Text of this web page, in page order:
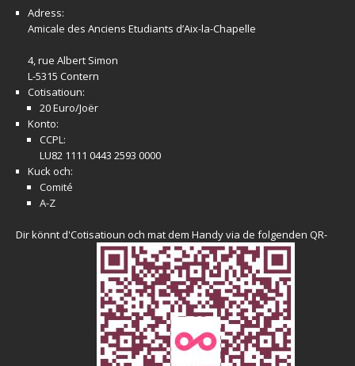
Adress:
Amicale des Anciens Etudiants d’Aix-la-Chapelle
4, rue Albert Simon
L-5315 Contern
Cotisatioun:
20 Euro/Joër
Konto:
CCPL:
LU82 1111 0443 2593 0000
Kuck och:
Comité
A-Z
Dir könnt d'Cotisatioun och mat dem Handy via de folgenden QR-